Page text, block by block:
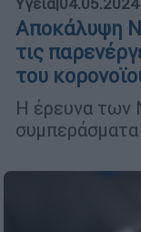
Αποκάλυψη
τις
του
Η έρευνα των
συμπεράσματα